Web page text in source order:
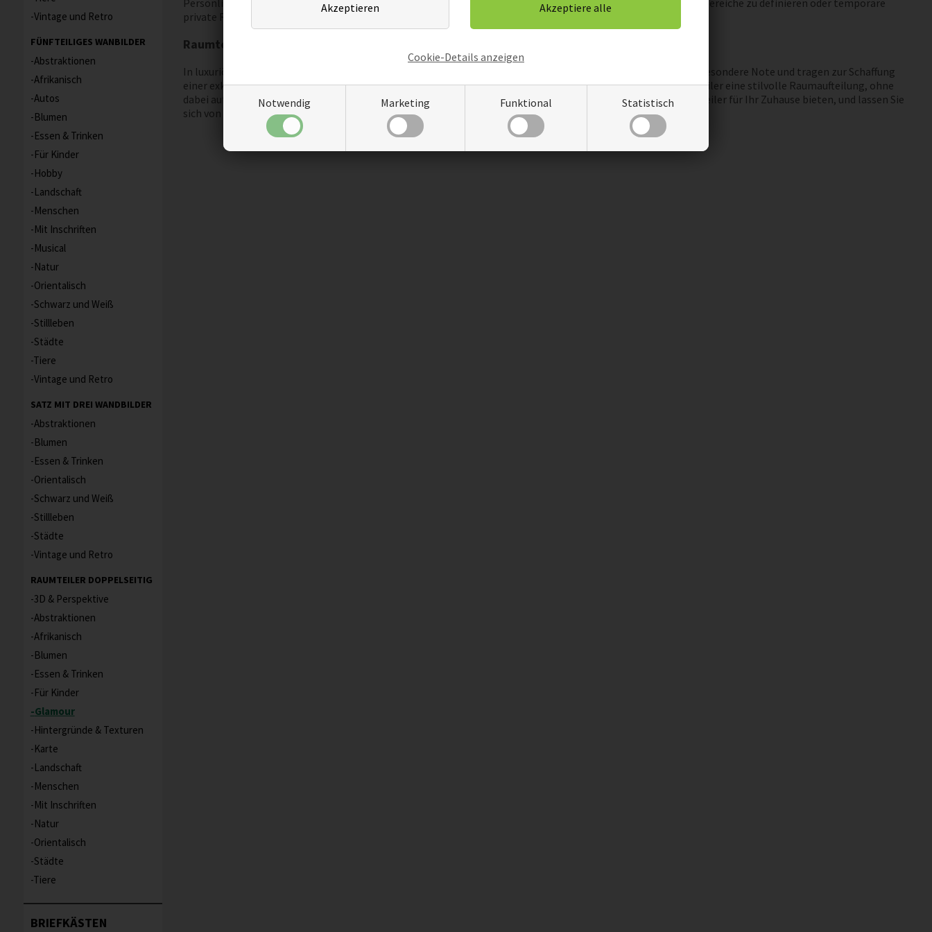
Notwendig Marketing Funktional Statistisch
Cookie-Details anzeigen
Vintage und Retro
FÜNFTEILIGES WANBILDER
Abstraktionen
Afrikanisch
Autos
Blumen
Essen & Trinken
Für Kinder
Hobby
Landschaft
Menschen
Mit Inschriften
Musical
Natur
Orientalisch
Schwarz und Weiß
Stillleben
Städte
Tiere
Vintage und Retro
SATZ MIT DREI WANDBILDER
Abstraktionen
Blumen
Essen & Trinken
Orientalisch
Schwarz und Weiß
Stillleben
Städte
Vintage und Retro
RAUMTEILER DOPPELSEITIG
3D & Perspektive
Abstraktionen
Afrikanisch
Blumen
Essen & Trinken
Für Kinder
Glamour
Hintergründe & Texturen
Karte
Landschaft
Menschen
Mit Inschriften
Natur
Orientalisch
Städte
Tiere
BRIEFKÄSTEN
Persönlichkeit im Wohnraum zu reflektieren. Raumteiler können als flexible Lösung dienen, um verschiedene Bereiche zu definieren oder temporäre
private Räume zu schaffen.
Raumteiler für ein glamouröses Wohnambiente
In luxuriösen Wohnräumen sind Raumteiler mehr als nur funktionale Elemente. Sie verleihen dem Raum eine besondere Note und tragen zur Schaffung
einer exklusiven Atmosphäre bei. Durch die Kombination von Ästhetik und Funktionalität ermöglichen Raumteiler eine stilvolle Raumaufteilung, ohne
dabei auf Offenheit und Lichtdurchflutung zu verzichten. Entdecken Sie die kreativen Möglichkeiten, die Raumteiler für Ihr Zuhause bieten, und lassen Sie
sich von den vielfältigen Gestaltungsideen für ein glamouröses Wohnambiente inspirieren.